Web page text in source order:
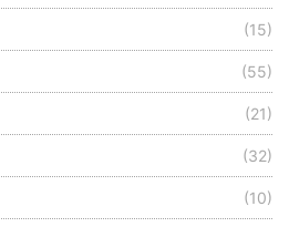
(15)
(55)
(21)
(32)
(10)